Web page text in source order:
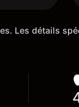
Les détails